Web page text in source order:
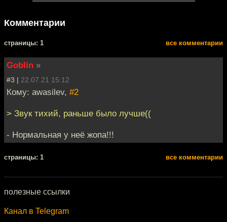
Комментарии
cтраницы: 1 все комментарии
Goblin »
#3 | 22.07.21 15:12
Кому: awasilev, #2
> Звук тихий, раньше было лучше((
- Нормальная у неё жопа!!!
cтраницы: 1 все комментарии
полезные ссылки
Канал в Telegram